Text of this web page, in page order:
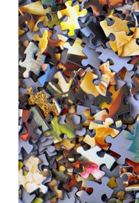
Sosyal Psikoloji
Çatışma Çözümünün
İletişim